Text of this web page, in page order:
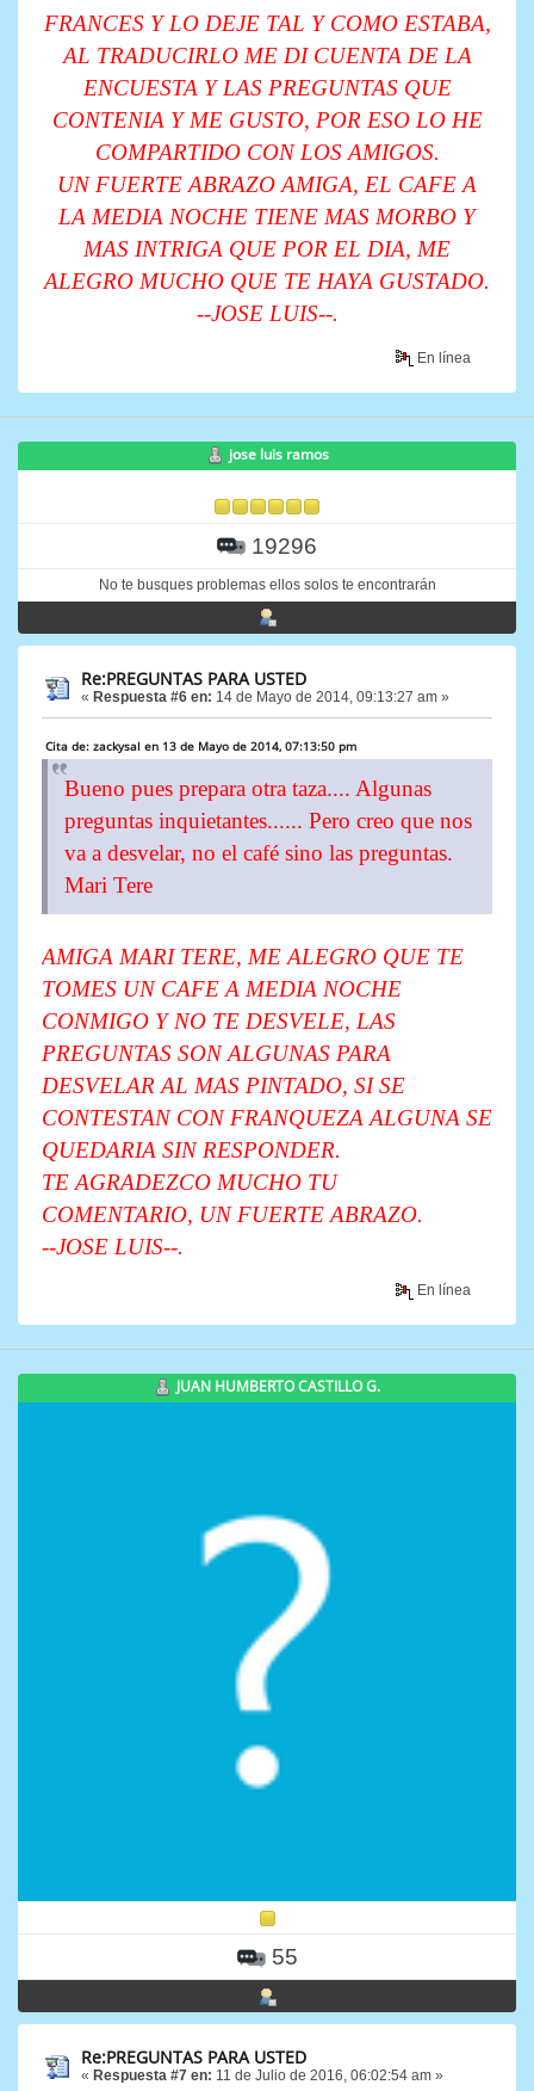
FRANCES Y LO DEJE TAL Y COMO ESTABA,
AL TRADUCIRLO ME DI CUENTA DE LA
ENCUESTA Y LAS PREGUNTAS QUE
CONTENIA Y ME GUSTO, POR ESO LO HE
COMPARTIDO CON LOS AMIGOS.
UN FUERTE ABRAZO AMIGA, EL CAFE A
LA MEDIA NOCHE TIENE MAS MORBO Y
MAS INTRIGA QUE POR EL DIA, ME
ALEGRO MUCHO QUE TE HAYA GUSTADO.
--JOSE LUIS--.
En línea
jose luis ramos
19296
No te busques problemas ellos solos te encontrarán
Re:PREGUNTAS PARA USTED
« Respuesta #6 en: 14 de Mayo de 2014, 09:13:27 am »
Cita de: zackysal en 13 de Mayo de 2014, 07:13:50 pm
Bueno pues prepara otra taza.... Algunas
preguntas inquietantes...... Pero creo que nos
va a desvelar, no el café sino las preguntas.
Mari Tere
AMIGA MARI TERE, ME ALEGRO QUE TE
TOMES UN CAFE A MEDIA NOCHE
CONMIGO Y NO TE DESVELE, LAS
PREGUNTAS SON ALGUNAS PARA
DESVELAR AL MAS PINTADO, SI SE
CONTESTAN CON FRANQUEZA ALGUNA SE
QUEDARIA SIN RESPONDER.
TE AGRADEZCO MUCHO TU
COMENTARIO, UN FUERTE ABRAZO.
--JOSE LUIS--.
En línea
JUAN HUMBERTO CASTILLO G.
55
Re:PREGUNTAS PARA USTED
« Respuesta #7 en: 11 de Julio de 2016, 06:02:54 am »